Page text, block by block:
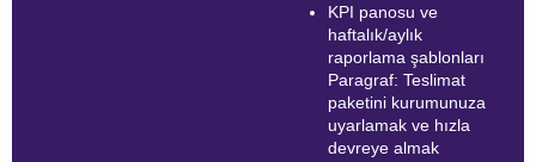
KPI panosu ve
haftalık/aylık
raporlama şablonları
Paragraf: Teslimat
paketini kurumunuza
uyarlamak ve hızla
devreye almak